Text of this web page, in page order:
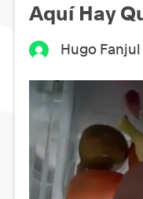
Aquí Hay
Hugo